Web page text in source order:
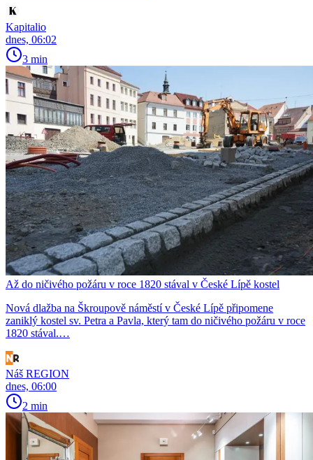
Kapitalio
dnes, 06:02
3 min
Až do ničivého požáru v roce 1820 stával v České Lípě kostel
Nová dlažba na Škroupově náměstí v České Lípě připomene
zaniklý kostel sv. Petra a Pavla, který tam do ničivého požáru v roce
1820 stával.…
Náš REGION
dnes, 06:00
2 min